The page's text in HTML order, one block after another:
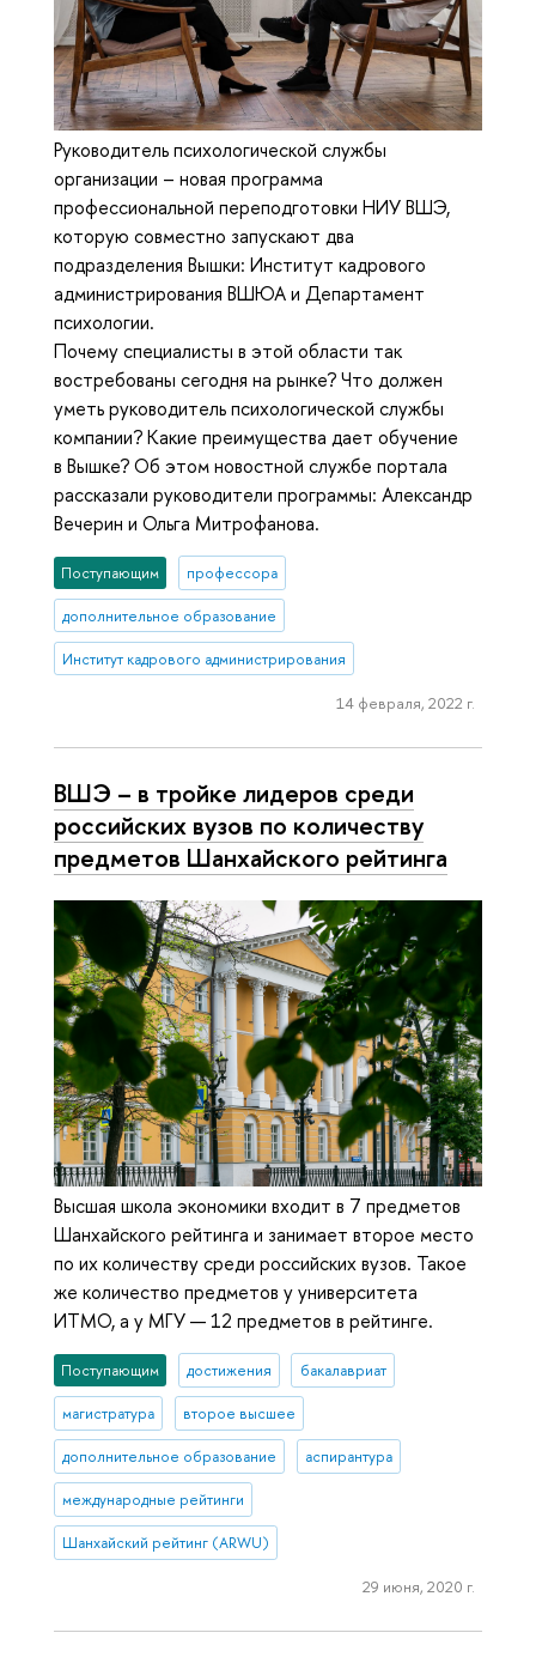
Руководитель психологической службы
организации – новая программа
профессиональной переподготовки НИУ ВШЭ,
которую совместно запускают два
подразделения Вышки: Институт кадрового
администрирования ВШЮА и Департамент
психологии.
Почему специалисты в этой области так
востребованы сегодня на рынке? Что должен
уметь руководитель психологической службы
компании? Какие преимущества дает обучение
в Вышке? Об этом новостной службе портала
рассказали руководители программы: Александр
Вечерин и Ольга Митрофанова.
Поступающим профессора
дополнительное образование
Институт кадрового администрирования
14 февраля, 2022 г.
ВШЭ – в тройке лидеров среди
российских вузов по количеству
предметов Шанхайского рейтинга
Высшая школа экономики входит в 7 предметов
Шанхайского рейтинга и занимает второе место
по их количеству среди российских вузов. Такое
же количество предметов у университета
ИТМО, а у МГУ — 12 предметов в рейтинге.
Поступающим достижения бакалавриат
магистратура второе высшее
дополнительное образование аспирантура
международные рейтинги
Шанхайский рейтинг (ARWU)
29 июня, 2020 г.